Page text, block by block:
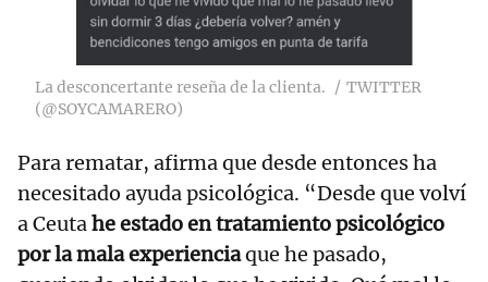
La desconcertante reseña de la clienta.
TWITTER
(@SOYCAMARERO)
Para rematar, afirma que desde entonces ha
necesitado ayuda psicológica. “Desde que volví
a Ceutahe estado en tratamiento psicológico
por la mala experienciaque he pasado,